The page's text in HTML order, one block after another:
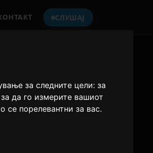
за следните цели:за
за да го измерите вашиот
се порелевантни за вас.
СЛУШАЈ
Hits Japan